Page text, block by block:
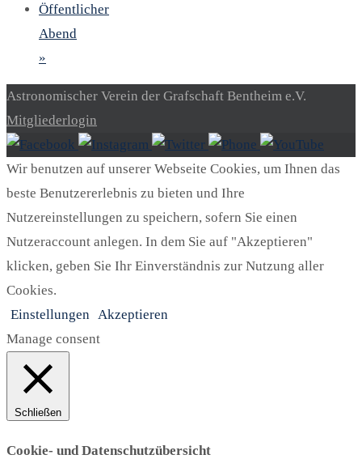
Öffentlicher
Abend
»
Astronomischer Verein der Grafschaft Bentheim e.V.
Mitgliederlogin
Wir benutzen auf unserer Webseite Cookies, um Ihnen das
beste Benutzererlebnis zu bieten und Ihre
Nutzereinstellungen zu speichern, sofern Sie einen
Nutzeraccount anlegen. In dem Sie auf "Akzeptieren"
klicken, geben Sie Ihr Einverständnis zur Nutzung aller
Cookies.
Einstellungen
Akzeptieren
Manage consent
Schließen
Cookie- und Datenschutzübersicht